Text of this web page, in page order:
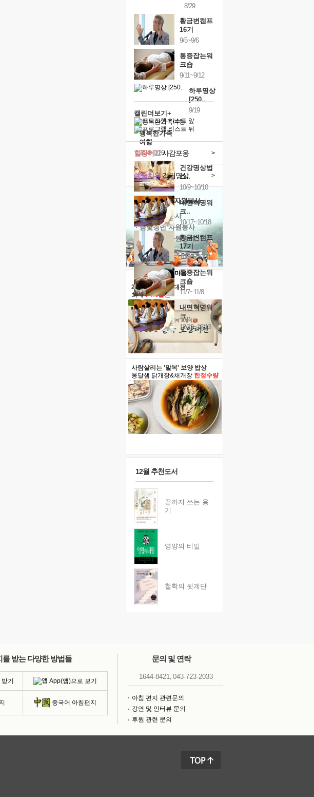
8/29
황금변캠프
16기
9/5~9/6
통증잡는워
크숍
9/11~9/12
하루명상
[250..
9/19
행복한가족
여행
9/24~9/26
건강명상법
스..
10/9~10/10
내면혁명워
크..
10/17~10/18
황금변캠프
17기
10/30~10/31
통증잡는워
크숍
11/7~11/8
내면혁명워
크..
12/12~12/13
캘린더보기+
예술치유걷기명상 >
힐링허그사감포옹 >
'옹달샘의 꽃'자원봉사
· 청년 자원봉사
· 금빛청년 자원봉사
· 음식연구 자원봉사
2026 말복 보양대전
최대74%할인
사람살리는 '말복' 보양 밥상
옹달샘 닭개장&채개장 한정수량
12월 추천도서
끝까지 쓰는 용
기
영양의 비밀
철학의 뒷계단
를 받는 다양한 방법들
받기 App(앱)으로 보기
중국어 아침편지
문의 및 연락
1644-8421, 043-723-2033
아침 편지 관련문의
강연 및 인터뷰 문의
후원 관련 문의